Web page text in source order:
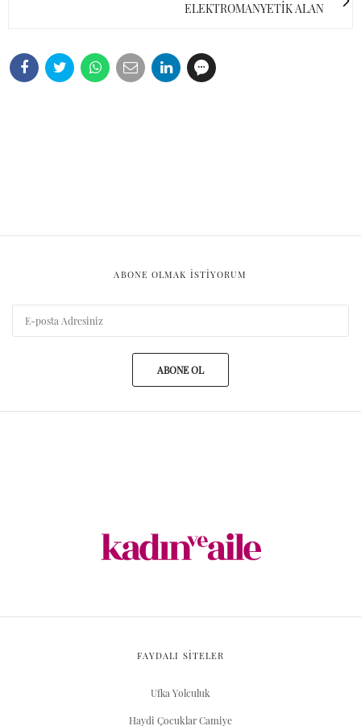
ELEKTROMANYETİK ALAN
ABONE OLMAK ISTIYORUM
ABONE OL
FAYDALI SİTELER
Ufka Yolculuk
Haydi Çocuklar Camiye